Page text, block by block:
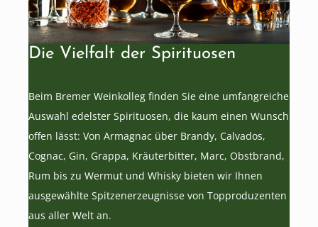
Die Vielfalt der Spirituosen
Beim Bremer Weinkolleg finden Sie eine umfangreiche
Auswahl edelster Spirituosen, die kaum einen Wunsch
offen lässt: Von Armagnac über Brandy, Calvados,
Cognac, Gin, Grappa, Kräuterbitter, Marc, Obstbrand,
Rum bis zu Wermut und Whisky bieten wir Ihnen
ausgewählte Spitzenerzeugnisse von Topproduzenten
aus aller Welt an.